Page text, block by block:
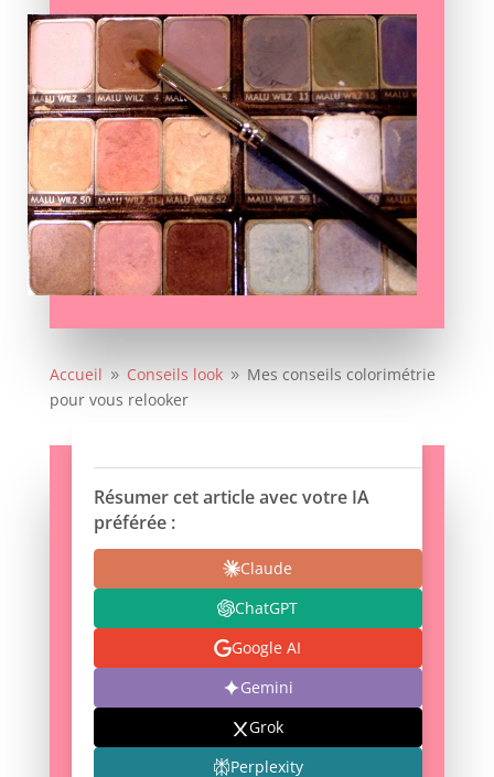
Accueil 9 Conseils look 9 Mes conseils colorimétrie
pour vous relooker
Résumer cet article avec votre IA
préférée :
Claude
ChatGPT
Google AI
Gemini
Grok
Perplexity